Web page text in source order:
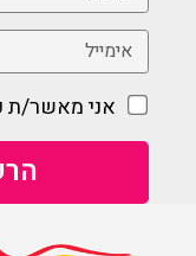
אני מאשר/ת